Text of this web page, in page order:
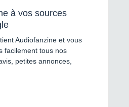
à vos sources
Audiofanzine et vous
facilement tous nos
petites annonces,